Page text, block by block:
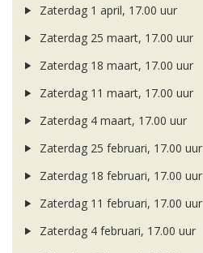
Zaterdag 1 april, 17.00 uur
Zaterdag 25 maart, 17.00 uur
Zaterdag 18 maart, 17.00 uur
Zaterdag 11 maart, 17.00 uur
Zaterdag 4 maart, 17.00 uur
Zaterdag 25 februari, 17.00 uur
Zaterdag 18 februari, 17.00 uur
Zaterdag 11 februari, 17.00 uur
Zaterdag 4 februari, 17.00 uur